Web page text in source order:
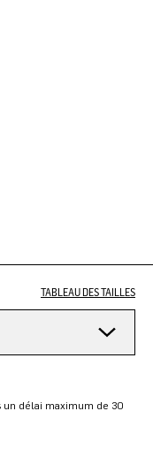
TABLEAU DES TAILLES
délai maximum de 30